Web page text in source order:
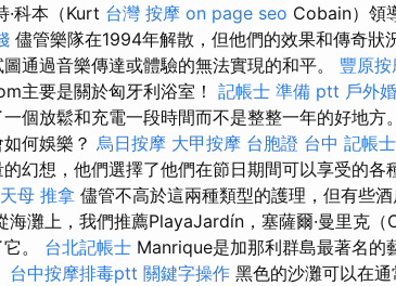
·科本（Kurt 台灣 按摩 on page seo Cobain）領
儘管樂隊在1994年解散，但他們的效果和傳奇狀
通過音樂傳達或體驗的無法實現的和平。 豐原
主要是關於匈牙利浴室！ 記帳士 準備 ptt 戶外
個放鬆和充電一段時間而不是整整一年的好地方
何娛樂？ 烏日按摩 大甲按摩 台胞證 台中 記帳
幻想，他們選擇了他們在節日期間可以享受的各
天母 推拿 儘管不高於這兩種類型的護理，但有些
海灘上，我們推薦PlayaJardín，塞薩爾·曼里克
。 台北記帳士 Manrique是加那利群島最著名的
台中按摩排毒ptt 關鍵字操作 黑色的沙灘可以在